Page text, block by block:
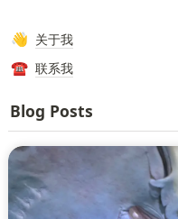
👋 关于我
☎️ 联系我
Blog Posts